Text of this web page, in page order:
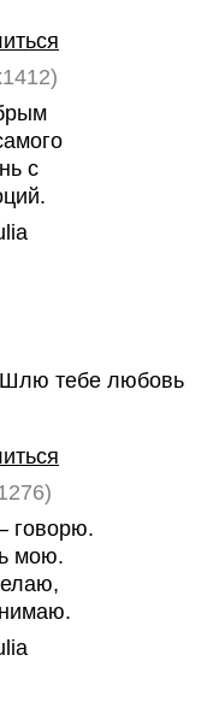
с
говорю.
мою.